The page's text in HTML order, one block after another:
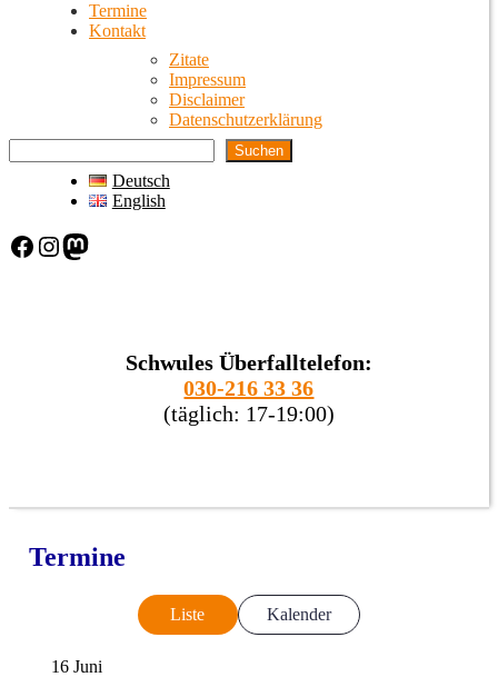
Termine
Kontakt
Zitate
Impressum
Disclaimer
Datenschutzerklärung
Suchen
Deutsch
English
Facebook Instagram Mastodon
Schwules Überfalltelefon:
030-216 33 36
(täglich: 17-19:00)
Termine
Liste Kalender
16 Juni